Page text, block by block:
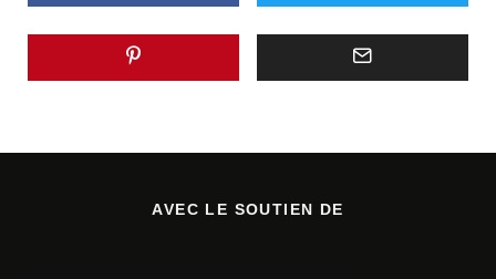
AVEC LE SOUTIEN DE